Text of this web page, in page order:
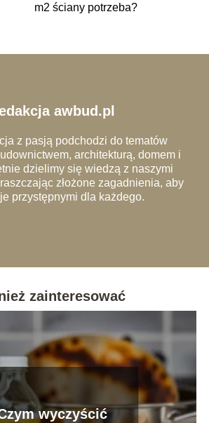
m2 ściany potrzeba?
awbud.pl
z pasją podchodzi do tematów
architekturą, domem i
dzielimy się wiedzą z naszymi
złożone zagadnienia, aby
przystępnymi dla każdego.
zainteresować
wyczyścić